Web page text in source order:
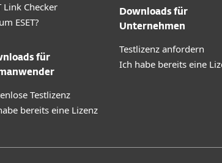
Link Checker
ESET?
für
Testlizenz
bereits eine Lizenz
Downloads für
Unternehmen
Testlizenz anfordern
Ich habe bereits eine